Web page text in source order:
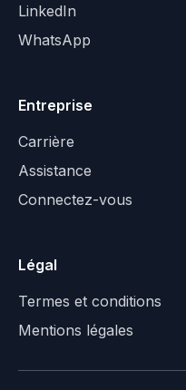
LinkedIn
WhatsApp
Entreprise
Carrière
Assistance
Connectez-vous
Légal
Termes et conditions
Mentions légales